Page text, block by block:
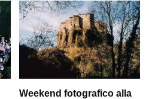
Weekend fotografico alla